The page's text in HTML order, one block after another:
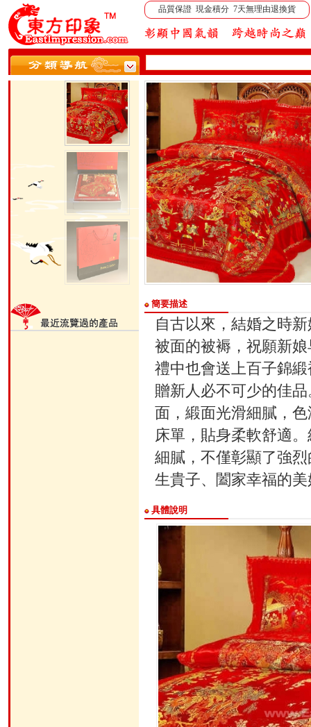
品質保證 現金積分 7天無理由退換貨
簡要描述
自古以來，結婚之時
被面的被褥，祝願新
禮中也會送上百子錦
贈新人必不可少的佳
面，緞面光滑細膩，
床單，貼身柔軟舒適
細膩，不僅彰顯了強
生貴子、闔家幸福的
具體說明